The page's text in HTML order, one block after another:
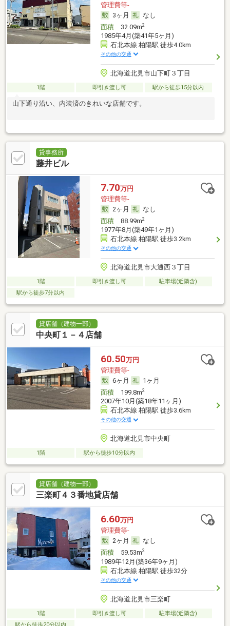
管理費等-
3ヶ月
なし
面積32.09m2
1985年4月(築41年5ヶ月)
石北本線 柏陽駅 徒歩4.0km
その他の交通
北海道北見市山下町３丁目
1階 即引き渡し可 駅から徒歩15分以内
山下通り沿い、内装済のきれいな店舗です。
貸事務所
藤井ビル
7.70万円
管理費等-
2ヶ月
なし
面積88.99m2
1977年8月(築49年1ヶ月)
石北本線 柏陽駅 徒歩3.2km
その他の交通
北海道北見市大通西３丁目
1階 即引き渡し可
駐車場(近隣含)
駅から徒歩7分以内
貸店舗（建物一部）
中央町１－４店舗
60.50万円
管理費等-
6ヶ月
1ヶ月
面積199.8m2
2007年10月(築18年11ヶ月)
石北本線 柏陽駅 徒歩3.6km
その他の交通
北海道北見市中央町
1階 駅から徒歩10分以内
貸店舗（建物一部）
三楽町４３番地貸店舗
6.60万円
管理費等-
2ヶ月
なし
面積59.53m2
1989年12月(築36年9ヶ月)
石北本線 柏陽駅 徒歩32分
その他の交通
北海道北見市三楽町
1階 即引き渡し可
駐車場(近隣含)
駅から徒歩20分以内